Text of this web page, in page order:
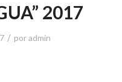
2017
/ poradmin